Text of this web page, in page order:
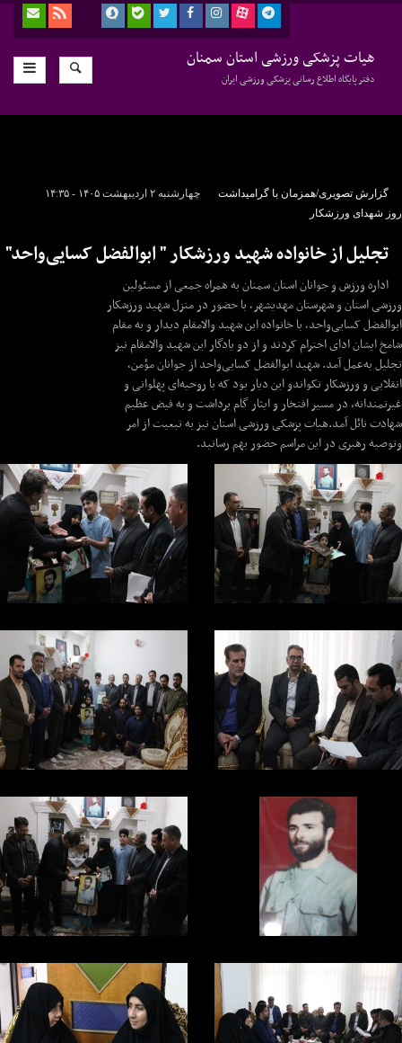
هیات پزشکی ورزشی استان سمنان
دفتر پایگاه اطلاع رسانی پزشکی ورزشی ایران
چهارشنبه ۲ اردیبهشت ۱۴۰۵ - ۱۴:۳۵
گزارش تصویری/همزمان با گرامیداشت
روز شهدای ورزشکار
تجلیل از خانواده شهید ورزشکار " ابوالفضل کسایی‌واحد"
اداره ورزش و جوانان استان سمنان به همراه جمعی از مسئولین
ورزشی استان و شهرستان مهدیشهر، با حضور در منزل شهید ورزشکار
ابوالفضل کسایی‌واحد، با خانواده این شهید والامقام دیدار و به مقام
شامخ ایشان ادای احترام کردند و از دو یادگار این شهید والامقام نیز
تجلیل به‌عمل آمد. شهید ابوالفضل کسایی‌واحد از جوانان مؤمن،
انقلابی و ورزشکار تکواندو این دیار بود که با روحیه‌ای پهلوانی و
غیرتمندانه، در مسیر افتخار و ایثار گام برداشت و به فیض عظیم
شهادت نائل آمد.هیات پزشکی ورزشی استان نیز به تبعیت از امر
وتوصیه رهبری در این مراسم حضور بهم رسانید.